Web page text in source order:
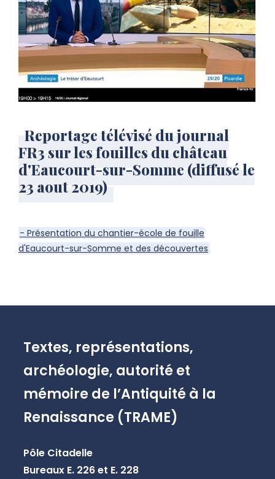
Reportage télévisé du journal
FR3 sur les fouilles du château
d'Eaucourt-sur-Somme (diffusé le
23 aout 2019)
- Présentation du chantier-école de fouille
d'Eaucourt-sur-Somme et des découvertes
Textes, représentations,
archéologie, autorité et
mémoire de l’Antiquité à la
Renaissance (TRAME)
Pôle Citadelle
Bureaux E. 226 et E. 228